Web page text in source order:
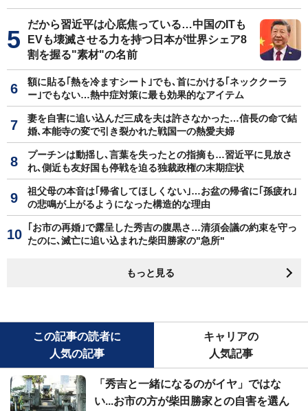
だから習近平は心底焦っている…中国のITも
EVも壊滅させる力を持つ日本が世界シェア8
割を握る"素材"の名前
額に貼る｢熱を冷ますシート｣でも､首にかける｢ネッククーラ
ー｣でもない…熱中症対策に最も効果的なアイテム
妻を自害に追い込んだ三成を夫は許さなかった…信長の命で結
婚､本能寺の変で引き裂かれた戦国一の熱愛夫婦
プーチンは動揺し､言葉を失ったとの指摘も…習近平に見放さ
れ､側近も友好国も停戦を迫る独裁政権の末期症状
祖父母の本音は｢帰省してほしくない｣…お盆の帰省に｢孫疲れ｣
の悲鳴が上がるようになった構造的な理由
｢お市の再婚｣で露呈した秀吉の腹黒さ…清須会議の約束を守っ
たのに､滅亡に追い込まれた柴田勝家の"急所"
もっと見る
この記事の読者に
人気の記事
キャリアの
人気記事
「秀吉と一緒になるのがイヤ」ではな
い...お市の方が柴田勝家との自害を選ん